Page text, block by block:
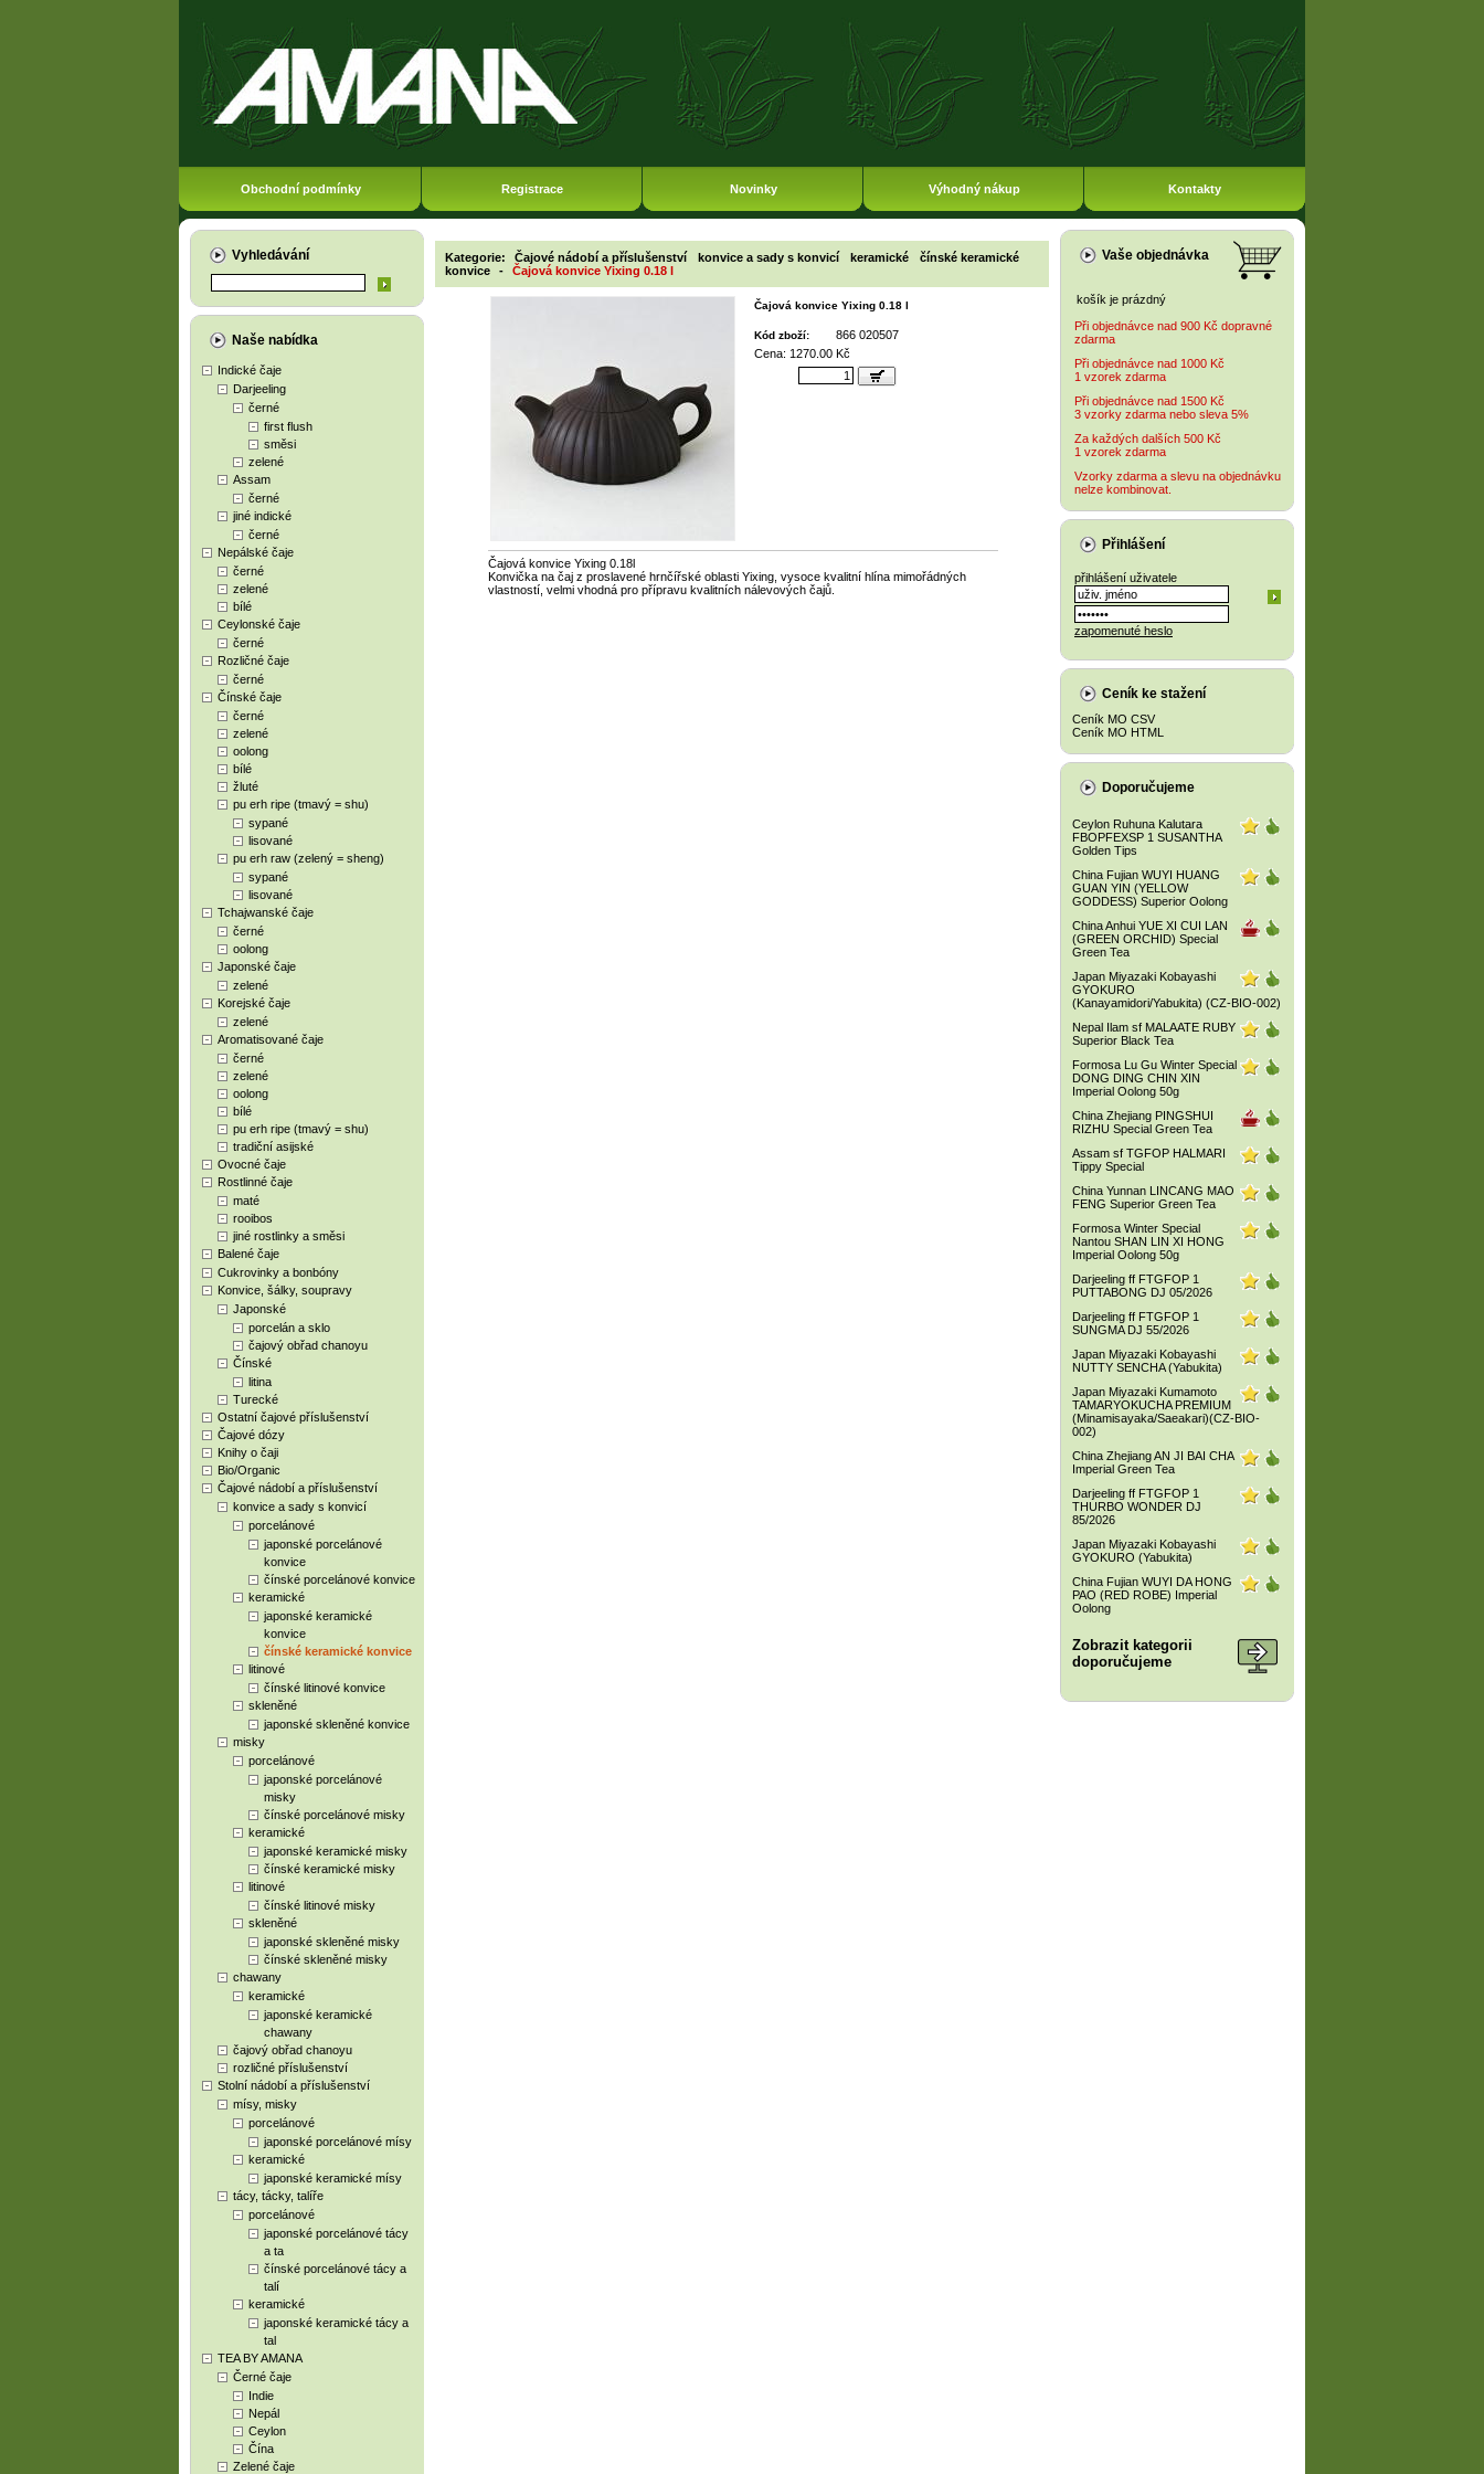
Obchodní podmínky Registrace Novinky Výhodný nákup Kontakty
Vyhledávání
Naše nabídka
Indické čaje
Darjeeling
černé
first flush
směsi
zelené
Assam
černé
jiné indické
černé
Nepálské čaje
černé
zelené
bílé
Ceylonské čaje
černé
Rozličné čaje
černé
Čínské čaje
černé
zelené
oolong
bílé
žluté
pu erh ripe (tmavý = shu)
sypané
lisované
pu erh raw (zelený = sheng)
sypané
lisované
Tchajwanské čaje
černé
oolong
Japonské čaje
zelené
Korejské čaje
zelené
Aromatisované čaje
černé
zelené
oolong
bílé
pu erh ripe (tmavý = shu)
tradiční asijské
Ovocné čaje
Rostlinné čaje
maté
rooibos
jiné rostlinky a směsi
Balené čaje
Cukrovinky a bonbóny
Konvice, šálky, soupravy
Japonské
porcelán a sklo
čajový obřad chanoyu
Čínské
litina
Turecké
Ostatní čajové příslušenství
Čajové dózy
Knihy o čaji
Bio/Organic
Čajové nádobí a příslušenství
konvice a sady s konvicí
porcelánové
japonské porcelánové
konvice
čínské porcelánové konvice
keramické
japonské keramické
konvice
čínské keramické konvice
litinové
čínské litinové konvice
skleněné
japonské skleněné konvice
misky
porcelánové
japonské porcelánové
misky
čínské porcelánové misky
keramické
japonské keramické misky
čínské keramické misky
litinové
čínské litinové misky
skleněné
japonské skleněné misky
čínské skleněné misky
chawany
keramické
japonské keramické
chawany
čajový obřad chanoyu
rozličné příslušenství
Stolní nádobí a příslušenství
mísy, misky
porcelánové
japonské porcelánové mísy
keramické
japonské keramické mísy
tácy, tácky, talíře
porcelánové
japonské porcelánové tácy
a ta
čínské porcelánové tácy a
talí
keramické
japonské keramické tácy a
tal
TEA BY AMANA
Černé čaje
Indie
Nepál
Ceylon
Čína
Zelené čaje
Kategorie: Čajové nádobí a příslušenství konvice a sady s konvicí keramické
čínské keramické
konvice
- Čajová konvice Yixing 0.18 l
Čajová konvice Yixing 0.18 l
Kód zboží:
866 020507
Cena: 1270.00 Kč
Čajová konvice Yixing 0.18l
Konvička na čaj z proslavené hrnčířské oblasti Yixing, vysoce kvalitní hlína mimořádných
vlastností, velmi vhodná pro přípravu kvalitních nálevových čajů.
Vaše objednávka
košík je prázdný
Při objednávce nad 900 Kč dopravné
zdarma
Při objednávce nad 1000 Kč
1 vzorek zdarma
Při objednávce nad 1500 Kč
3 vzorky zdarma nebo sleva 5%
Za každých dalších 500 Kč
1 vzorek zdarma
Vzorky zdarma a slevu na objednávku
nelze kombinovat.
Přihlášení
přihlášení uživatele
zapomenuté heslo
Ceník ke stažení
Ceník MO CSV
Ceník MO HTML
Doporučujeme
Ceylon Ruhuna Kalutara
FBOPFEXSP 1 SUSANTHA
Golden Tips
China Fujian WUYI HUANG
GUAN YIN (YELLOW
GODDESS) Superior Oolong
China Anhui YUE XI CUI LAN
(GREEN ORCHID) Special
Green Tea
Japan Miyazaki Kobayashi
GYOKURO
(Kanayamidori/Yabukita) (CZ-BIO-002)
Nepal Ilam sf MALAATE RUBY
Superior Black Tea
Formosa Lu Gu Winter Special
DONG DING CHIN XIN
Imperial Oolong 50g
China Zhejiang PINGSHUI
RIZHU Special Green Tea
Assam sf TGFOP HALMARI
Tippy Special
China Yunnan LINCANG MAO
FENG Superior Green Tea
Formosa Winter Special
Nantou SHAN LIN XI HONG
Imperial Oolong 50g
Darjeeling ff FTGFOP 1
PUTTABONG DJ 05/2026
Darjeeling ff FTGFOP 1
SUNGMA DJ 55/2026
Japan Miyazaki Kobayashi
NUTTY SENCHA (Yabukita)
Japan Miyazaki Kumamoto
TAMARYOKUCHA PREMIUM
(Minamisayaka/Saeakari)(CZ-BIO-
002)
China Zhejiang AN JI BAI CHA
Imperial Green Tea
Darjeeling ff FTGFOP 1
THURBO WONDER DJ
85/2026
Japan Miyazaki Kobayashi
GYOKURO (Yabukita)
China Fujian WUYI DA HONG
PAO (RED ROBE) Imperial
Oolong
Zobrazit kategorii
doporučujeme